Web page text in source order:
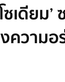
เดียม’
วามอ